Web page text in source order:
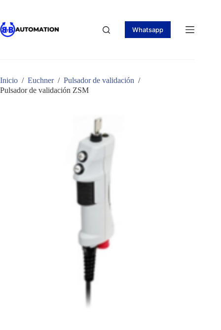
contenido
Whatsapp
Inicio / Euchner / Pulsador de validación /
Pulsador de validación ZSM